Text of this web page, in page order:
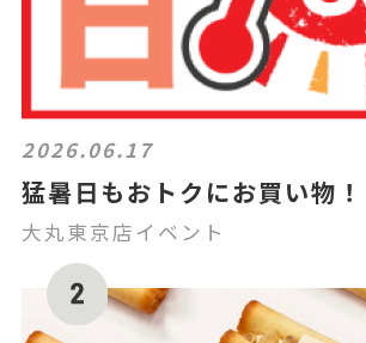
2026.06.17
猛暑日もおトクにお買い物！
大丸東京店イベント